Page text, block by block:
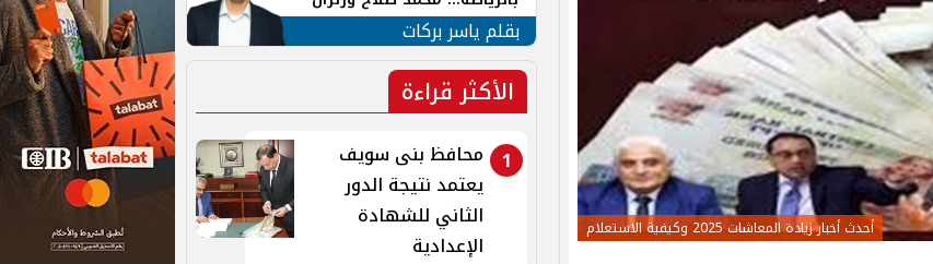
أحدث أخبار زيادة المعاشات 2025 وكيفية الاستعلام
الهوية في الشارع التركي
بقلم ياسر بركات
الأكثر قراءة
1
محافظ بنى سويف
يعتمد نتيجة الدور
الثاني للشهادة
الإعدادية